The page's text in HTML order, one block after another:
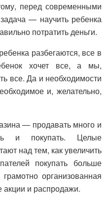
перед современными
— научить ребенка
потратить деньги.
разбегаются, все в
хочет все, а мы,
все. Да и необходимости
и, желательно,
— продавать много и
и покупать. Целые
над тем, как увеличить
покупать больше
организованная
акции и распродажи.